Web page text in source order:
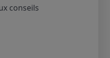
conseils